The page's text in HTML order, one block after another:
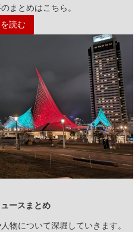
まとめはこちら。
読む
ースまとめ
物について深堀していきます。